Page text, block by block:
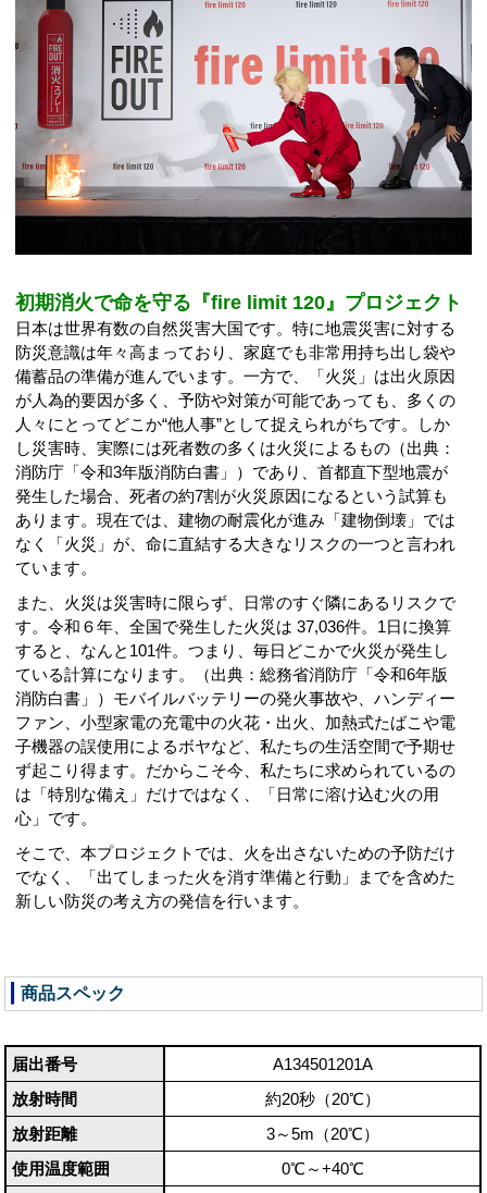
初期消火で命を守る『fire limit 120』プロジェクト
日本は世界有数の自然災害大国です。特に地震災害に対する
防災意識は年々高まっており、家庭でも非常用持ち出し袋や
備蓄品の準備が進んでいます。一方で、「火災」は出火原因
が人為的要因が多く、予防や対策が可能であっても、多くの
人々にとってどこか“他人事”として捉えられがちです。しか
し災害時、実際には死者数の多くは火災によるもの（出典：
消防庁「令和3年版消防白書」）であり、首都直下型地震が
発生した場合、死者の約7割が火災原因になるという試算も
あります。現在では、建物の耐震化が進み「建物倒壊」では
なく「火災」が、命に直結する大きなリスクの一つと言われ
ています。
また、火災は災害時に限らず、日常のすぐ隣にあるリスクで
す。令和６年、全国で発生した火災は 37,036件。1日に換算
すると、なんと101件。つまり、毎日どこかで火災が発生し
ている計算になります。（出典：総務省消防庁「令和6年版
消防白書」）モバイルバッテリーの発火事故や、ハンディー
ファン、小型家電の充電中の火花・出火、加熱式たばこや電
子機器の誤使用によるボヤなど、私たちの生活空間で予期せ
ず起こり得ます。だからこそ今、私たちに求められているの
は「特別な備え」だけではなく、「日常に溶け込む火の用
心」です。
そこで、本プロジェクトでは、火を出さないための予防だけ
でなく、「出てしまった火を消す準備と行動」までを含めた
新しい防災の考え方の発信を行います。
商品スペック
届出番号
A134501201A
放射時間
約20秒（20℃）
放射距離
3～5m（20℃）
使用温度範囲
0℃～+40℃